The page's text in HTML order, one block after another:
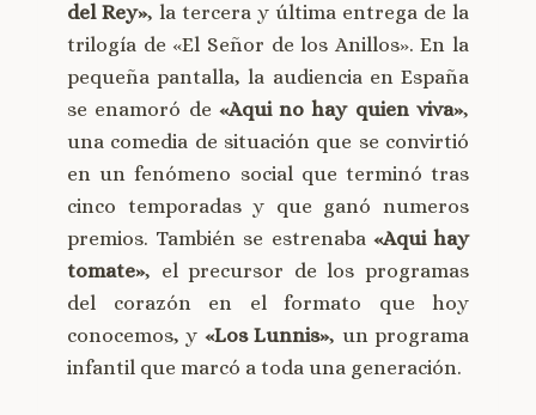
del Rey», la tercera y última entrega de la
trilogía de «El Señor de los Anillos». En la
pequeña pantalla, la audiencia en España
se enamoró de «Aqui no hay quien viva»,
una comedia de situación que se convirtió
en un fenómeno social que terminó tras
cinco temporadas y que ganó numeros
premios. También se estrenaba «Aqui hay
tomate», el precursor de los programas
del corazón en el formato que hoy
conocemos, y «Los Lunnis», un programa
infantil que marcó a toda una generación.